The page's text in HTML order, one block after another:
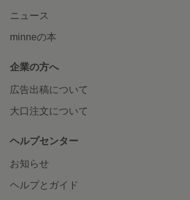
ニュース
minneの本
企業の方へ
広告出稿について
大口注文について
ヘルプセンター
お知らせ
ヘルプとガイド